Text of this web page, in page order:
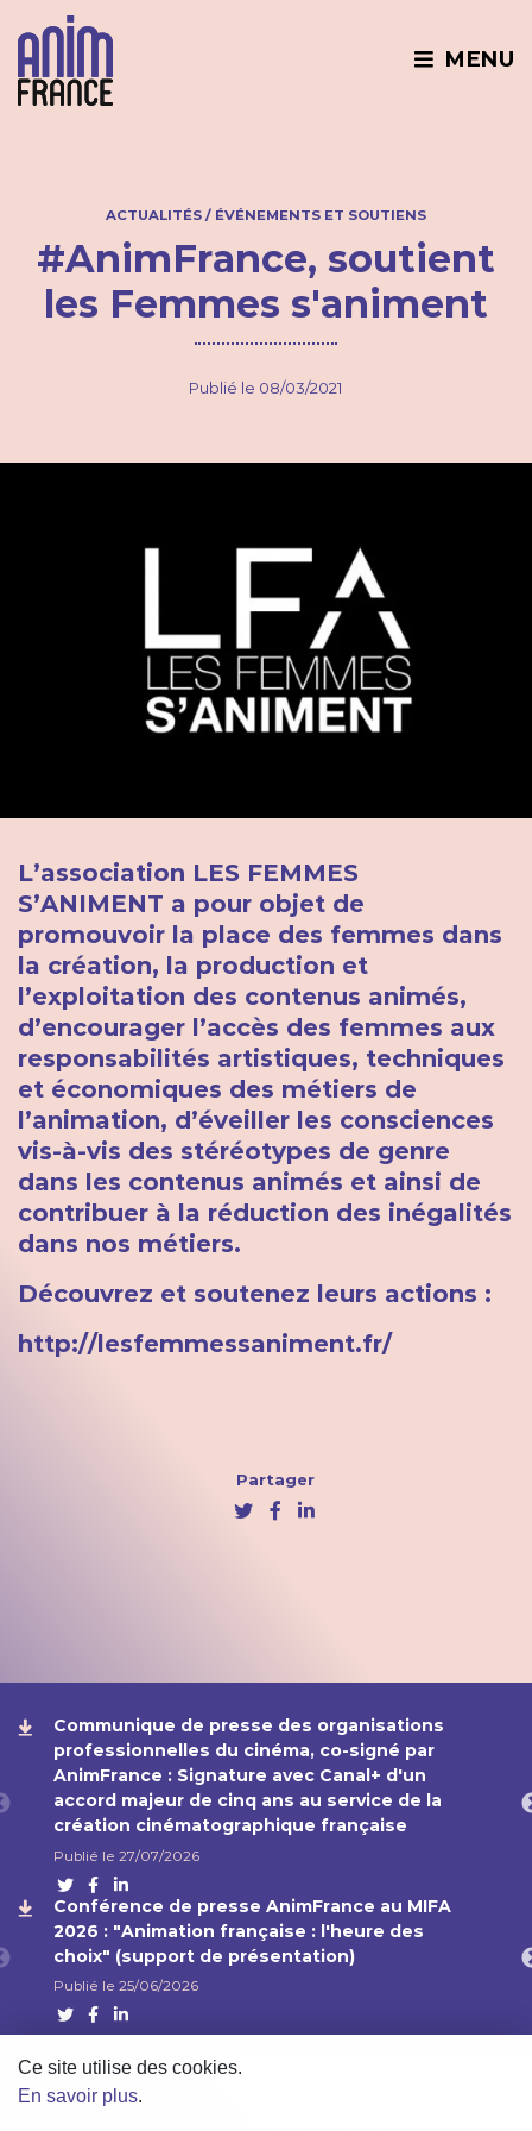
MENU
ACTUALITÉS ÉVÉNEMENTS ET SOUTIENS
#AnimFrance, soutient
les Femmes s'animent
Publié le 08/03/2021
L’association LES FEMMES
S’ANIMENT a pour objet de
promouvoir la place des femmes dans
la création, la production et
l’exploitation des contenus animés,
d’encourager l’accès des femmes aux
responsabilités artistiques, techniques
et économiques des métiers de
l’animation, d’éveiller les consciences
vis-à-vis des stéréotypes de genre
dans les contenus animés et ainsi de
contribuer à la réduction des inégalités
dans nos métiers.
Découvrez et soutenez leurs actions :
http://lesfemmessaniment.fr/
Partager
TwitterFacebook
Communique de presse des organisations
professionnelles du cinéma, co-signé par
AnimFrance : Signature avec Canal+ d'un
accord majeur de cinq ans au service de la
création cinématographique française
Publié le 27/07/2026
TwitterFacebook
Conférence de presse AnimFrance au MIFA
2026 : "Animation française : l'heure des
choix" (support de présentation)
Publié le 25/06/2026
TwitterFacebook
Ce site utilise des cookies.
En savoir plus.